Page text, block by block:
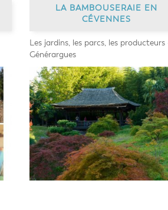
LA BAMBOUSERAIE EN
CÉVENNES
Les jardins, les parcs, les producteurs
Générargues